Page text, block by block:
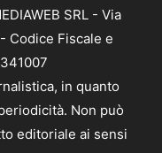
SRL - Via
Codice Fiscale e
in quanto
Non può
editoriale ai sensi